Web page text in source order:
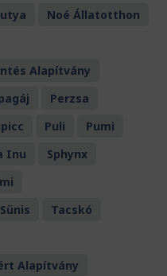
Noé Állatotthon
Alapítvány
Perzsa
Puli
Pumi
Inu
Sphynx
Sünis
Tacskó
Alapítvány